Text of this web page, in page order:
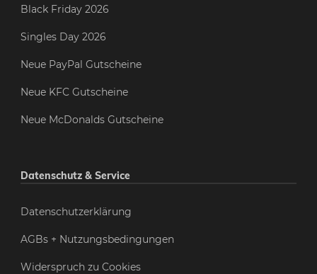
Black Friday 2026
Singles Day 2026
Neue PayPal Gutscheine
Neue KFC Gutscheine
Neue McDonalds Gutscheine
Datenschutz & Service
Datenschutzerklärung
AGBs + Nutzungsbedingungen
Widerspruch zu Cookies